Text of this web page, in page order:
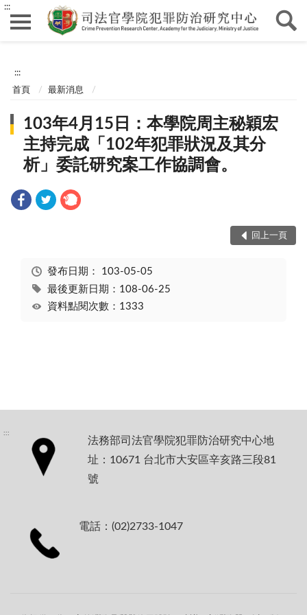
:::
:::
首頁 最新消息
103年4月15日：本學院周主秘穎宏
主持完成「102年犯罪狀況及其分
析」委託研究案工作協調會。
回上一頁
發布日期： 103-05-05
最後更新日期：108-06-25
資料點閱次數：1333
:::
法務部司法官學院犯罪防治研究中心地
址：10671 台北市大安區辛亥路三段81
號
電話：(02)2733-1047